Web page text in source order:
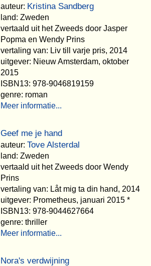
auteur: Kristina Sandberg
land: Zweden
vertaald uit het Zweeds door Jasper
Popma en Wendy Prins
vertaling van: Liv till varje pris, 2014
uitgever: Nieuw Amsterdam, oktober
2015
ISBN13: 978-9046819159
genre: roman
Meer informatie...
Geef me je hand
auteur: Tove Alsterdal
land: Zweden
vertaald uit het Zweeds door Wendy
Prins
vertaling van: Låt mig ta din hand, 2014
uitgever: Prometheus, januari 2015 *
ISBN13: 978-9044627664
genre: thriller
Meer informatie...
Nora's verdwijning